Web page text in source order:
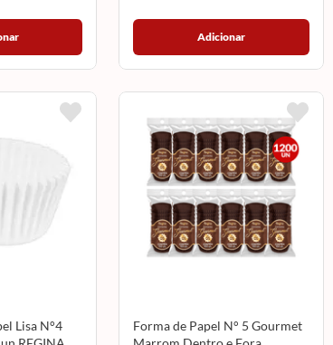
Adicionar
Lisa N°4
Forma de Papel N° 5 Gourmet